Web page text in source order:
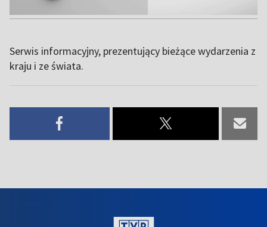
Serwis informacyjny, prezentujący bieżące wydarzenia z
kraju i ze świata.